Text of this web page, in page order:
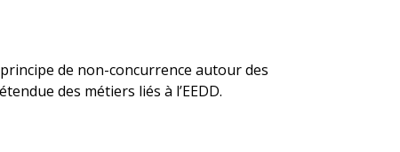
de non-concurrence autour des
des métiers liés à l’EEDD.